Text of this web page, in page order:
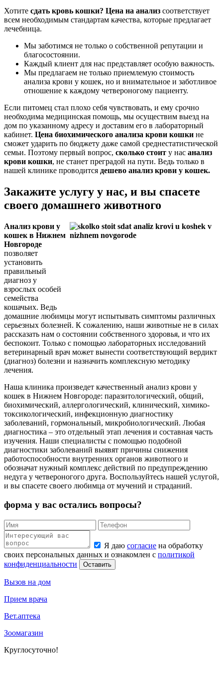
Хотите сдать кровь кошки? Цена на анализ соответствует
всем необходимым стандартам качества, которые предлагает
лечебница.
Мы заботимся не только о собственной репутации и
благосостоянии.
Каждый клиент для нас представляет особую важность.
Мы предлагаем не только приемлемую стоимость
анализа крови у кошек, но и внимательное и заботливое
отношение к каждому четвероногому пациенту.
Если питомец стал плохо себя чувствовать, и ему срочно
необходима медицинская помощь, мы осуществим выезд на
дом по указанному адресу и доставим его в лабораторный
кабинет. Цена биохимического анализа крови кошки не
сможет ударить по бюджету даже самой среднестатистической
семьи. Поэтому первый вопрос, сколько стоит у нас анализ
крови кошки, не станет преградой на пути. Ведь только в
нашей клинике проводится дешево анализ крови у кошек.
Закажите услугу у нас, и вы спасете
своего домашнего животного
Анализ крови у
кошек в Нижнем
Новгороде
позволяет
установить
правильный
диагноз у
взрослых особей
семейства
кошачьих. Ведь
домашние любимцы могут испытывать симптомы различных
серьезных болезней. К сожалению, наши животные не в силах
рассказать нам о состоянии собственного здоровья, и что их
беспокоит. Только с помощью лабораторных исследований
ветеринарный врач может вынести соответствующий вердикт
(диагноз) болезни и назначить комплексную методику
лечения.
Наша клиника произведет качественный анализ крови у
кошек в Нижнем Новгороде: паразитологический, общий,
биохимический, аллергологический, клинический, химико-
токсикологический, инфекционную диагностику
заболеваний, гормональный, микробиологический. Любая
диагностика – это отдельный этап лечения и составная часть
изучения. Наши специалисты с помощью подобной
диагностики заболеваний выявят причины снижения
работоспособности внутренних органов животного и
обозначат нужный комплекс действий по предупреждению
недуга у четвероногого друга. Воспользуйтесь нашей услугой,
и вы спасете своего любимца от мучений и страданий.
форма у вас остались вопросы?
Я даю согласие на обработку
своих персональных данных и ознакомлен с политикой
конфиденциальности
Оставить
Вызов на дом
Прием врача
Вет.аптека
Зоомагазин
Круглосуточно!